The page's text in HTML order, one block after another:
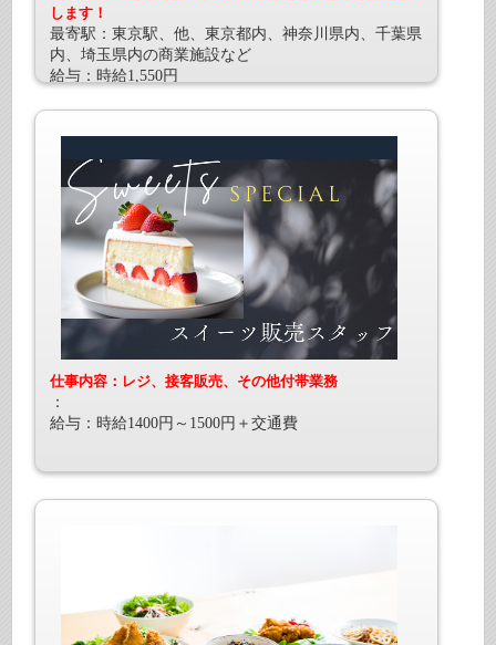
します！
最寄駅：東京駅、他、東京都内、神奈川県内、千葉県
内、埼玉県内の商業施設など
給与：時給1,550円
仕事内容：レジ、接客販売、その他付帯業務
：
給与：時給1400円～1500円＋交通費